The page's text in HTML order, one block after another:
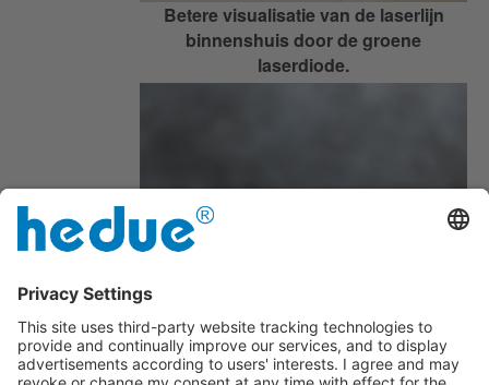
Betere visualisatie van de laserlijn
binnenshuis door de groene
laserdiode.